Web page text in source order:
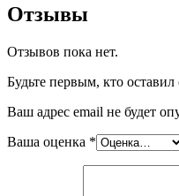
Отзывы
Отзывов пока нет.
Будьте первым, кто
Ваш адрес email не будет
Ваша оценка *